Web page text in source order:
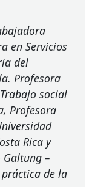
en Servicios
del
Profesora
social
Profesora
Rica y
–
de la